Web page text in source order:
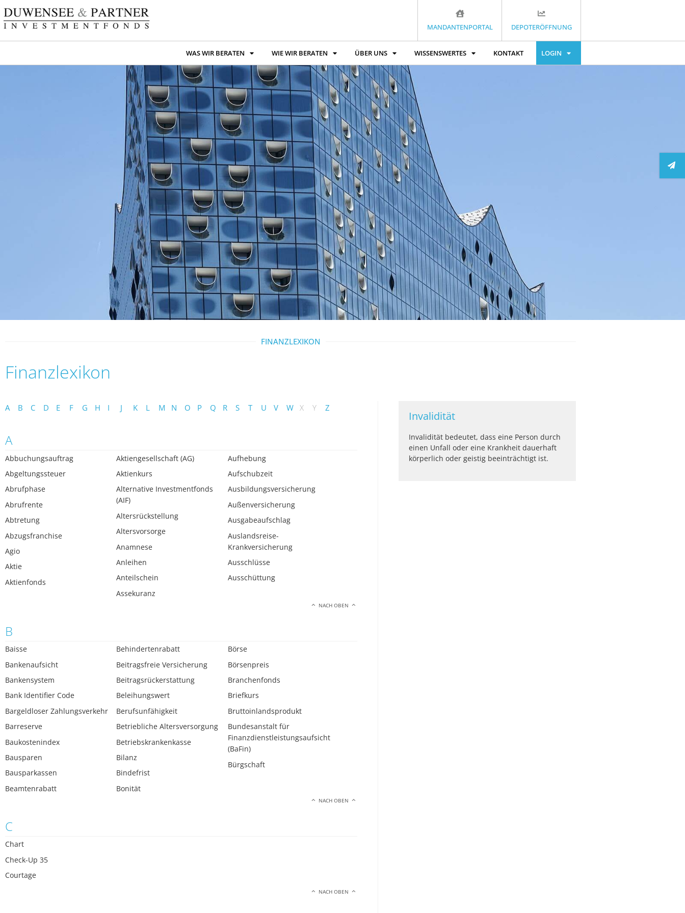
MANDANTENPORTAL DEPOTERÖFFNUNG
WAS WIR BERATEN WIE WIR BERATEN ÜBER UNS WISSENSWERTES KONTAKT LOGIN
FINANZLEXIKON
Finanzlexikon
A B C D E F G H I J K L M N O P Q R S T U V W X Y Z
A
Abbuchungsauftrag
Abgeltungssteuer
Abrufphase
Abrufrente
Abtretung
Abzugsfranchise
Agio
Aktie
Aktienfonds
Aktiengesellschaft (AG)
Aktienkurs
Alternative Investmentfonds
(AIF)
Altersrückstellung
Altersvorsorge
Anamnese
Anleihen
Anteilschein
Assekuranz
Aufhebung
Aufschubzeit
Ausbildungsversicherung
Außenversicherung
Ausgabeaufschlag
Auslandsreise-
Krankversicherung
Ausschlüsse
Ausschüttung
NACH OBEN
B
Baisse
Bankenaufsicht
Bankensystem
Bank Identifier Code
Bargeldloser Zahlungsverkehr
Barreserve
Baukostenindex
Bausparen
Bausparkassen
Beamtenrabatt
Behindertenrabatt
Beitragsfreie Versicherung
Beitragsrückerstattung
Beleihungswert
Berufsunfähigkeit
Betriebliche Altersversorgung
Betriebskrankenkasse
Bilanz
Bindefrist
Bonität
Börse
Börsenpreis
Branchenfonds
Briefkurs
Bruttoinlandsprodukt
Bundesanstalt für
Finanzdienstleistungsaufsicht
(BaFin)
Bürgschaft
NACH OBEN
C
Chart
Check-Up 35
Courtage
NACH OBEN
Invalidität
Invalidität bedeutet, dass eine Person durch
einen Unfall oder eine Krankheit dauerhaft
körperlich oder geistig beeinträchtigt ist.